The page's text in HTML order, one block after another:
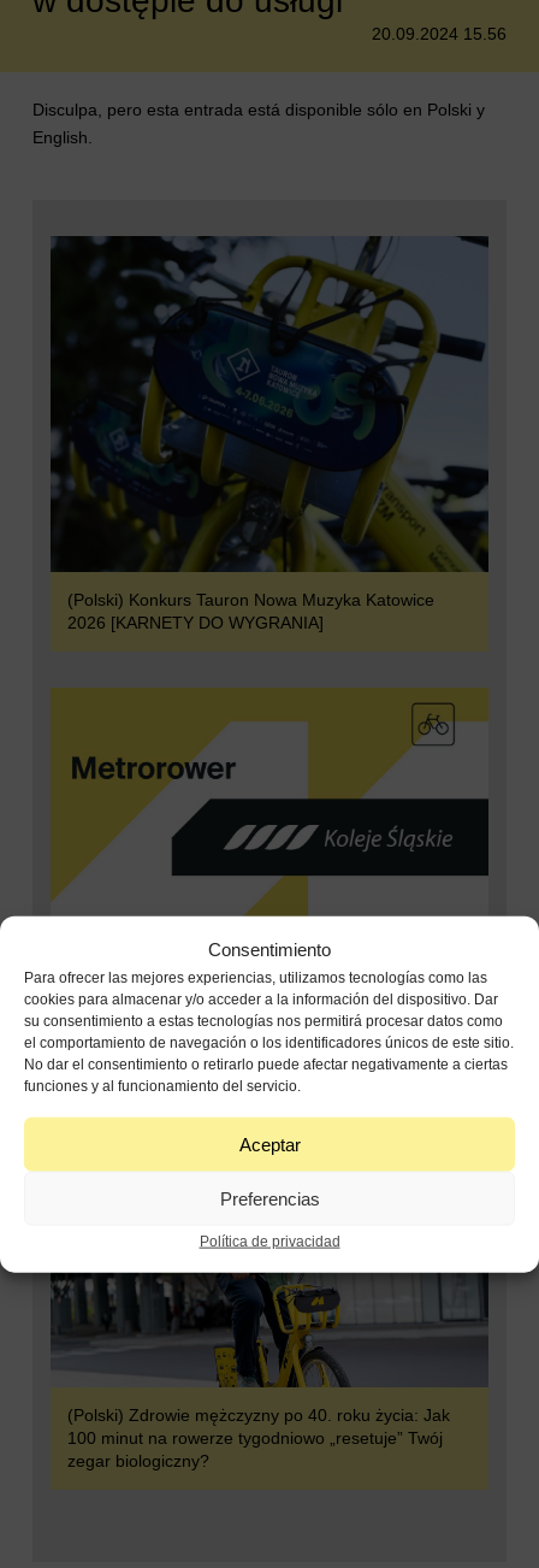
Consentimiento
Para ofrecer las mejores experiencias, utilizamos tecnologías como las
cookies para almacenar y/o acceder a la información del dispositivo. Dar
su consentimiento a estas tecnologías nos permitirá procesar datos como
el comportamiento de navegación o los identificadores únicos de este sitio.
No dar el consentimiento o retirarlo puede afectar negativamente a ciertas
funciones y al funcionamiento del servicio.
Aceptar
Preferencias
Política de privacidad
20.09.2024 15.56
Disculpa, pero esta entrada está disponible sólo en Polski y
English
(Polski) Konkurs Tauron Nowa Muzyka Katowice
2026 [KARNETY DO WYGRANIA]
(Polski) Kolej na Metrorower: 60 minut darmowej
jazdy dziennie z Biletem MAX
(Polski) Zdrowie mężczyzny po 40. roku życia: Jak
100 minut na rowerze tygodniowo „resetuje” Twój
zegar biologiczny?